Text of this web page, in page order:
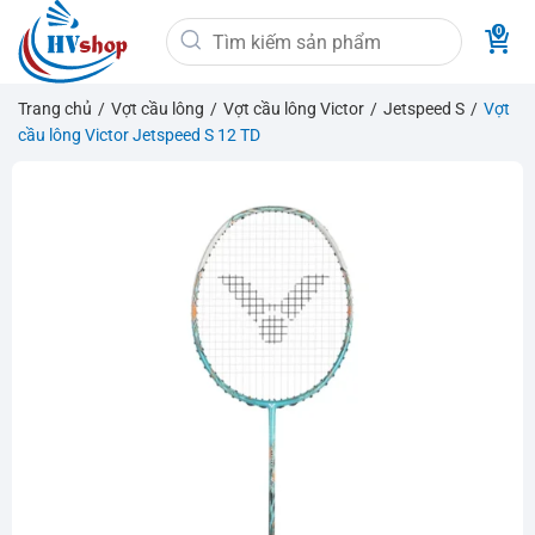
qua
nội
dung
Tìm
kiếm:
Trang chủ / Vợt cầu lông / Vợt cầu lông Victor / Jetspeed S / Vợt
cầu lông Victor Jetspeed S 12 TD